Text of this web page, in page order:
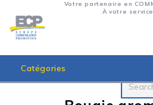
Votre partenaire en
À votre service
Catégories